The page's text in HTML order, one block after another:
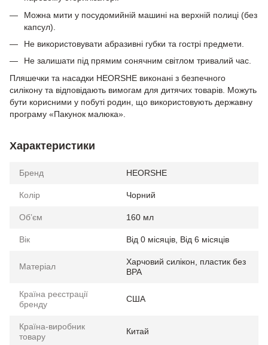
Можна мити у посудомийній машині на верхній полиці (без
капсул).
Не використовувати абразивні губки та гострі предмети.
Не залишати під прямим сонячним світлом тривалий час.
Пляшечки та насадки HEORSHE виконані з безпечного
силікону та відповідають вимогам для дитячих товарів. Можуть
бути корисними у побуті родин, що використовують державну
програму «Пакунок малюка».
Характеристики
Бренд HEORSHE
Колір Чорний
Обʼєм 160 мл
Вік Від 0 місяців, Від 6 місяців
Матеріал
Харчовий силікон, пластик без
BPA
Країна реєстрації
бренду
США
Країна-виробник
товару
Китай